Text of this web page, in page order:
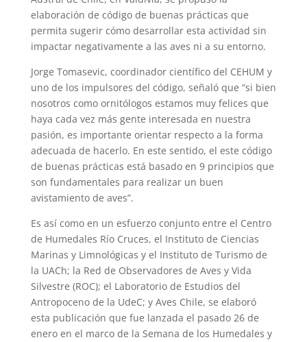
elaboración de código de buenas prácticas que
permita sugerir cómo desarrollar esta actividad sin
impactar negativamente a las aves ni a su entorno.
Jorge Tomasevic, coordinador científico del CEHUM y
uno de los impulsores del código, señaló que “si bien
nosotros como ornitólogos estamos muy felices que
haya cada vez más gente interesada en nuestra
pasión, es importante orientar respecto a la forma
adecuada de hacerlo. En este sentido, el este código
de buenas prácticas está basado en 9 principios que
son fundamentales para realizar un buen
avistamiento de aves”.
Es así como en un esfuerzo conjunto entre el Centro
de Humedales Río Cruces, el Instituto de Ciencias
Marinas y Limnológicas y el Instituto de Turismo de
la UACh; la Red de Observadores de Aves y Vida
Silvestre (ROC); el Laboratorio de Estudios del
Antropoceno de la UdeC; y Aves Chile, se elaboró
esta publicación que fue lanzada el pasado 26 de
enero en el marco de la Semana de los Humedales y